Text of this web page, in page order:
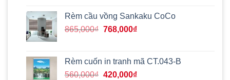
420,000₫.là:
390,000₫.
Rèm cầu vồng Sankaku CoCo
865,000₫ Giá
865,000₫.
768,000₫Giá
là:
768,000₫.
Rèm cuốn in tranh mã CT.043-B
560,000₫ Giá
420,000₫Giá